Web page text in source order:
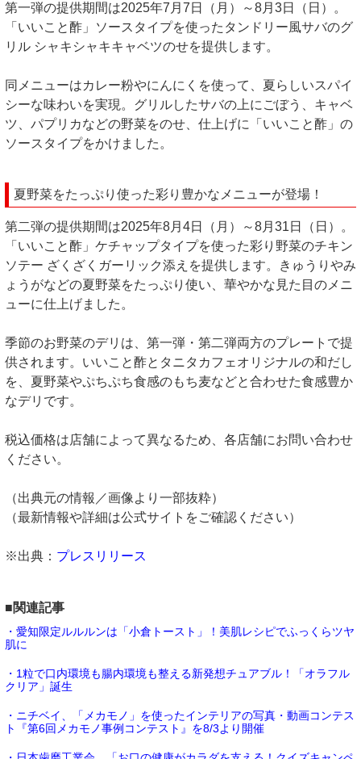
第一弾の提供期間は2025年7月7日（月）～8月3日（日）。
「いいこと酢」ソースタイプを使ったタンドリー風サバのグ
リル シャキシャキキャベツのせを提供します。
同メニューはカレー粉やにんにくを使って、夏らしいスパイ
シーな味わいを実現。グリルしたサバの上にごぼう、キャベ
ツ、パプリカなどの野菜をのせ、仕上げに「いいこと酢」の
ソースタイプをかけました。
夏野菜をたっぷり使った彩り豊かなメニューが登場！
第二弾の提供期間は2025年8月4日（月）～8月31日（日）。
「いいこと酢」ケチャップタイプを使った彩り野菜のチキン
ソテー ざくざくガーリック添えを提供します。きゅうりやみ
ょうがなどの夏野菜をたっぷり使い、華やかな見た目のメニ
ューに仕上げました。
季節のお野菜のデリは、第一弾・第二弾両方のプレートで提
供されます。いいこと酢とタニタカフェオリジナルの和だし
を、夏野菜やぷちぷち食感のもち麦などと合わせた食感豊か
なデリです。
税込価格は店舗によって異なるため、各店舗にお問い合わせ
ください。
（出典元の情報／画像より一部抜粋）
（最新情報や詳細は公式サイトをご確認ください）
※出典： プレスリリース
■関連記事
・愛知限定ルルルンは「小倉トースト」！美肌レシピでふっくらツヤ
肌に
・1粒で口内環境も腸内環境も整える新発想チュアブル！「オラフル
クリア」誕生
・ニチベイ、「メカモノ」を使ったインテリアの写真・動画コンテス
ト『第6回メカモノ事例コンテスト』を8/3より開催